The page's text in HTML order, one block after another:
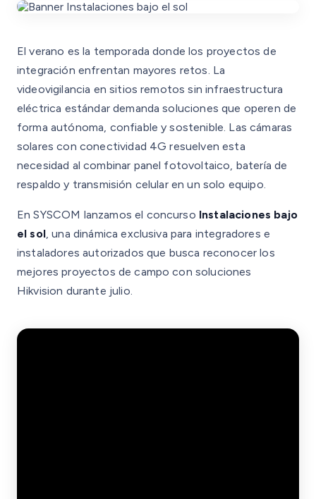
El verano es la temporada donde los proyectos de
integración enfrentan mayores retos. La
videovigilancia en sitios remotos sin infraestructura
eléctrica estándar demanda soluciones que operen de
forma autónoma, confiable y sostenible. Las cámaras
solares con conectividad 4G resuelven esta
necesidad al combinar panel fotovoltaico, batería de
respaldo y transmisión celular en un solo equipo.
En SYSCOM lanzamos el concurso Instalaciones bajo
el sol, una dinámica exclusiva para integradores e
instaladores autorizados que busca reconocer los
mejores proyectos de campo con soluciones
Hikvision durante julio.